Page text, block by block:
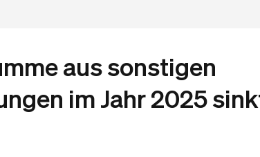
aus sonstigen
im Jahr 2025